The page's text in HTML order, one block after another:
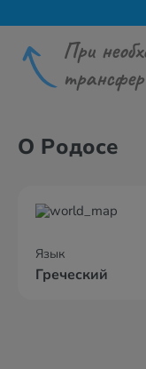
При
О Родосе
Язык
Греческий